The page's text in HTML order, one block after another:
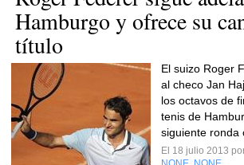
Hamburgo y ofrece su
título
El suizo Roger
al checo Jan
los octavos de
tenis de
siguiente ronda
El 18 julio 2013